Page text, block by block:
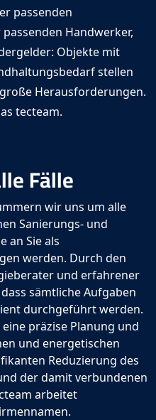
passenden
Handwerker,
Objekte mit
stellen
Herausforderungen.
tecteam.
Fälle
wir uns um alle
Sanierungs- und
an Sie als
werden. Durch den
und erfahrener
sämtliche Aufgaben
durchgeführt werden.
präzise Planung und
und energetischen
Reduzierung des
der damit verbundenen
arbeitet